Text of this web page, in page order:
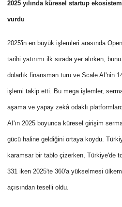
2025 yılında küresel startup
vurdu
2025'in en büyük işlemleri arasında
tarihi yatırımı ilk sırada yer alırken,
dolarlık finansman turu ve Scale AI'nin
işlemi takip etti. Bu mega işlemler,
aşama ve yapay zekâ odaklı
AI'ın 2025 boyunca küresel girişim
gücü haline geldiğini ortaya koydu.
karamsar bir tablo çizerken, Türkiye'de
331 iken 2025'te 360'a yükselmesi
açısından teselli oldu.